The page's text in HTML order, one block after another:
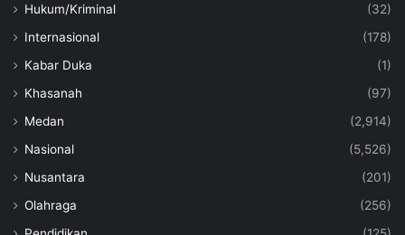
Hukum/Kriminal
(32)
Internasional
(178)
Kabar Duka
(1)
Khasanah
(97)
Medan
(2,914)
Nasional
(5,526)
Nusantara
(201)
Olahraga
(256)